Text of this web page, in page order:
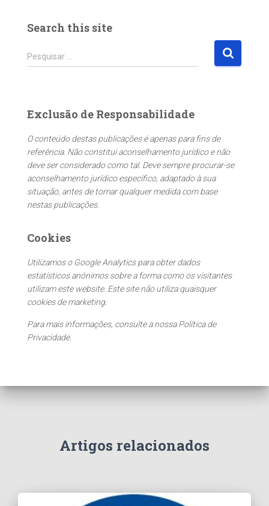
Search this site
P
e
i
a
r
p
o
r
:
Pesquisar …
Exclusão de Responsabilidade
O conteúdo destas publicações é apenas para fins de
referência. Não constitui aconselhamento jurídico e não
deve ser considerado como tal. Deve sempre procurar-se
aconselhamento jurídico específico, adaptado à sua
situação, antes de tomar qualquer medida com base
nestas publicações.
Cookies
Utilizamos o Google Analytics para obter dados
estatísticos anónimos sobre a forma como os visitantes
utilizam este website. Este site não utiliza quaisquer
cookies de marketing.
Para mais informações, consulte a nossa Política de
Privacidade.
Artigos relacionados